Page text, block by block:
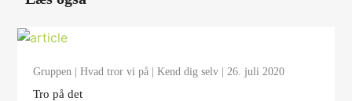
Gruppen |Hvad tror vi på |Kend dig selv | 26. juli 2020
Tro på det